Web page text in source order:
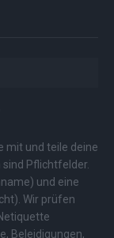
mit und teile deine
Pflichtfelder.
und eine
Wir prüfen
Beleidigungen,